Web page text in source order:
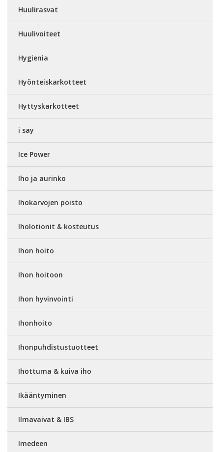
Huulirasvat
Huulivoiteet
Hygienia
Hyönteiskarkotteet
Hyttyskarkotteet
i say
Ice Power
Iho ja aurinko
Ihokarvojen poisto
Iholotionit & kosteutus
Ihon hoito
Ihon hoitoon
Ihon hyvinvointi
Ihonhoito
Ihonpuhdistustuotteet
Ihottuma & kuiva iho
Ikääntyminen
Ilmavaivat & IBS
Imedeen